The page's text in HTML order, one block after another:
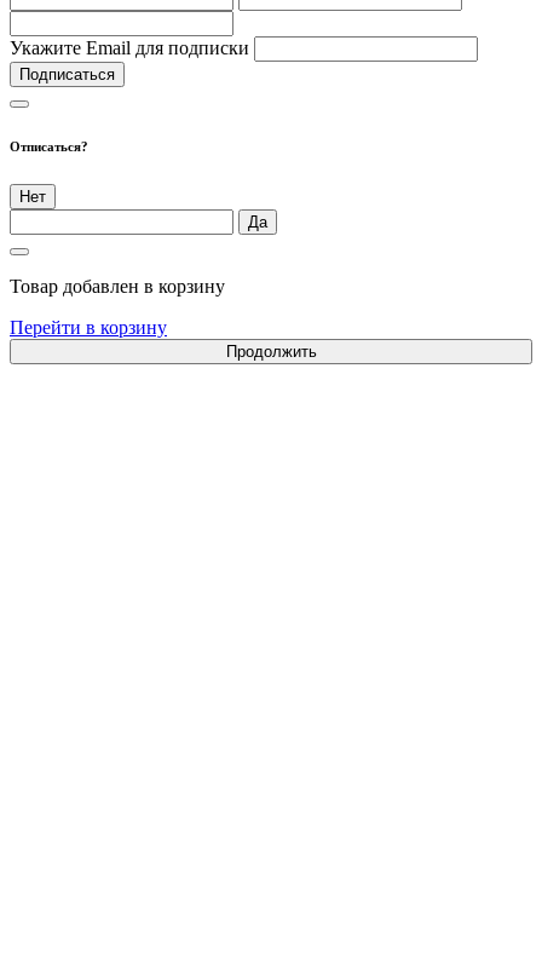
Укажите Email для подписки
Подписаться
Отписаться?
Нет
Да
Товар добавлен в корзину
Перейти в корзину
Продолжить